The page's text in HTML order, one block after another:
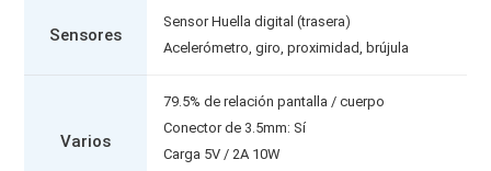
Sensores
Sensor Huella digital (trasera)
Acelerómetro, giro, proximidad, brújula
Varios
79.5% de relación pantalla / cuerpo
Conector de 3.5mm: Sí
Carga 5V / 2A 10W